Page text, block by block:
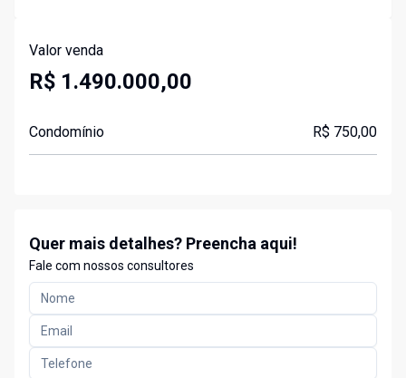
Valor venda
R$ 1.490.000,00
Condomínio R$ 750,00
Quer mais detalhes? Preencha aqui!
Fale com nossos consultores